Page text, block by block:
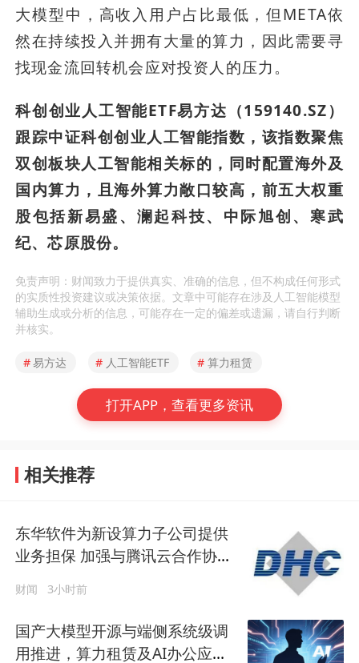
大模型中，高收入用户占比最低，但META依
然在持续投入并拥有大量的算力，因此需要寻
找现金流回转机会应对投资人的压力。
科创创业人工智能ETF易方达（159140.SZ）
跟踪中证科创创业人工智能指数，该指数聚焦
双创板块人工智能相关标的，同时配置海外及
国内算力，且海外算力敞口较高，前五大权重
股包括新易盛、澜起科技、中际旭创、寒武
纪、芯原股份。
免责声明：财闻致力于提供真实、准确的信息，但不构成任何形式
的实质性投资建议或决策依据。文章中可能存在涉及人工智能模型
辅助生成或分析的信息，可能存在一定的偏差或遗漏，请自行判断
并核实。
#易方达 # 人工智能ETF # 算力租赁
打开APP，查看更多资讯
相关推荐
东华软件为新设算力子公司提供
业务担保 加强与腾讯云合作协同
财闻 3小时前
国产大模型开源与端侧系统级调
用推进，算力租赁及AI办公应用